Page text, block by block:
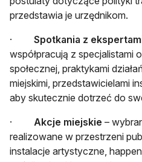
przedstawia je urzędnikom.
· Spotkania z
współpracują z specjalistami
społecznej, praktykami
miejskimi, przedstawicielami
aby skutecznie dotrzeć do
· Akcje miejskie –
realizowane w przestrzeni
instalacje artystyczne,